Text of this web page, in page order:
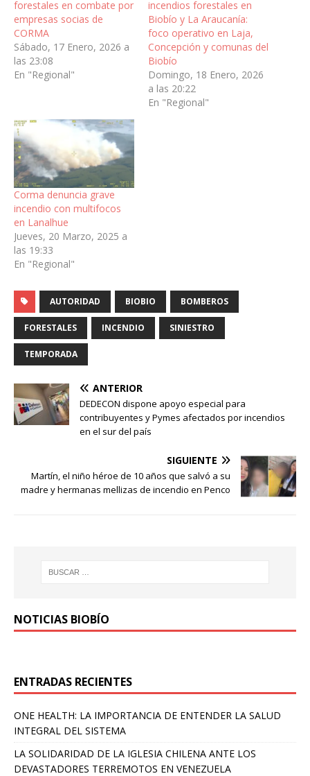
forestales en combate por
empresas socias de
CORMA
Sábado, 17 Enero, 2026 a
las 23:08
En "Regional"
incendios forestales en
Biobío y La Araucanía:
foco operativo en Laja,
Concepción y comunas del
Biobío
Domingo, 18 Enero, 2026
a las 20:22
En "Regional"
Corma denuncia grave
incendio con multifocos
en Lanalhue
Jueves, 20 Marzo, 2025 a
las 19:33
En "Regional"
AUTORIDAD BIOBIO BOMBEROS
FORESTALES INCENDIO SINIESTRO
TEMPORADA
ANTERIOR
DEDECON dispone apoyo especial para
contribuyentes y Pymes afectados por incendios
en el sur del país
SIGUIENTE
Martín, el niño héroe de 10 años que salvó a su
madre y hermanas mellizas de incendio en Penco
NOTICIAS BIOBÍO
ENTRADAS RECIENTES
ONE HEALTH: LA IMPORTANCIA DE ENTENDER LA SALUD
INTEGRAL DEL SISTEMA
LA SOLIDARIDAD DE LA IGLESIA CHILENA ANTE LOS
DEVASTADORES TERREMOTOS EN VENEZUELA